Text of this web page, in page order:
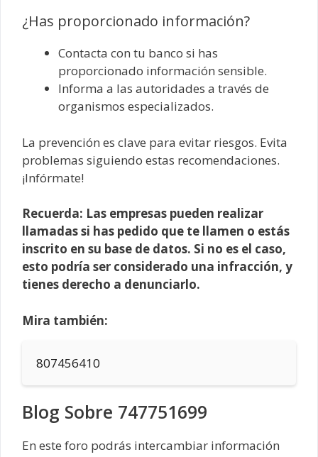
¿Has proporcionado información?
Contacta con tu banco si has
proporcionado información sensible.
Informa a las autoridades a través de
organismos especializados.
La prevención es clave para evitar riesgos. Evita
problemas siguiendo estas recomendaciones.
¡Infórmate!
Recuerda: Las empresas pueden realizar
llamadas si has pedido que te llamen o estás
inscrito en su base de datos. Si no es el caso,
esto podría ser considerado una infracción, y
tienes derecho a denunciarlo.
Mira también:
807456410
Blog Sobre 747751699
En este foro podrás intercambiar información